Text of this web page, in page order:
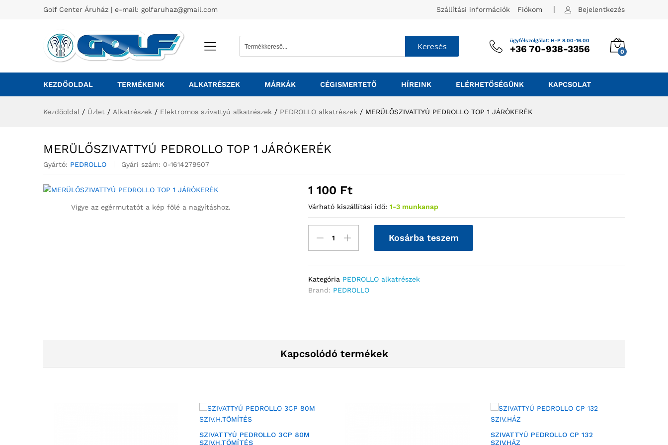
Golf Center Áruház | e-mail: golfaruhaz@gmail.com Szállítási információk Fiókom Bejelentkezés
Keresés
ügyfélszolgálat: H-P 8.00-16.00
+36 70-938-3356 0
KEZDŐOLDAL TERMÉKEINK ALKATRÉSZEK MÁRKÁK CÉGISMERTETŐ HÍREINK ELÉRHETŐSÉGÜNK KAPCSOLAT
Kezdőoldal / Üzlet / Alkatrészek / Elektromos szivattyú alkatrészek / PEDROLLO alkatrészek / MERÜLŐSZIVATTYÚ PEDROLLO TOP 1 JÁRÓKERÉK
MERÜLŐSZIVATTYÚ PEDROLLO TOP 1 JÁRÓKERÉK
Gyártó: PEDROLLO Gyári szám: 0-1614279507
Vigye az egérmutatót a kép fölé a nagyításhoz.
1 100 Ft
Várható kiszállítási idő: 1-3 munkanap
Kosárba teszem
Kategória PEDROLLO alkatrészek
Brand: PEDROLLO
Kapcsolódó termékek
SZIVATTYÚ PEDROLLO 3CP 80M
SZIV.H.TÖMÍTÉS
SZIVATTYÚ PEDROLLO CP 132
SZIV.HÁZ